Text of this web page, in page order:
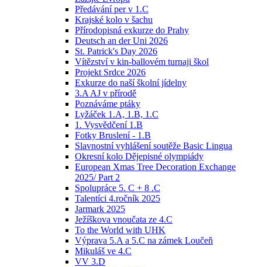
Předávání per v 1.C
Krajské kolo v šachu
Přírodopisná exkurze do Prahy
Deutsch an der Uni 2026
St. Patrick's Day 2026
Vítězství v kin-ballovém turnaji škol
Projekt Srdce 2026
Exkurze do naší školní jídelny
3.A AJ v přírodě
Poznáváme ptáky
Lyžáček 1.A, 1.B, 1.C
1. Vysvědčení 1.B
Fotky Bruslení - 1.B
Slavnostní vyhlášení soutěže Basic Lingua
Okresní kolo Dějepisné olympiády
European Xmas Tree Decoration Exchange
2025/ Part 2
Spolupráce 5. C + 8 .C
Talentíci 4.ročník 2025
Jarmark 2025
Ježíškova vnoučata ze 4.C
To the World with UHK
Výprava 5.A a 5.C na zámek Loučeň
Mikuláš ve 4.C
VV 3.D